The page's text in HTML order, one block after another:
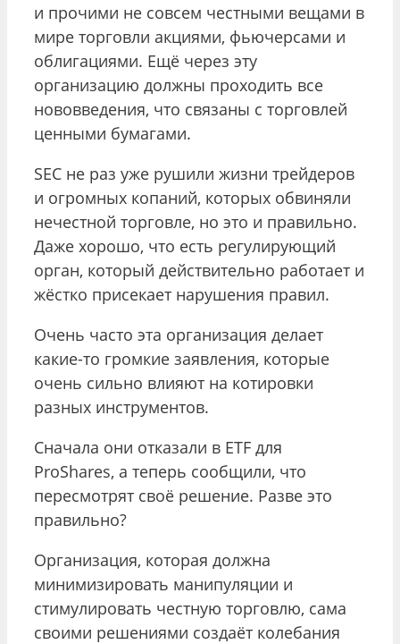
и прочими не совсем честными вещами в
мире торговли акциями, фьючерсами и
облигациями. Ещё через эту
организацию должны проходить все
нововведения, что связаны с торговлей
ценными бумагами.
SEC не раз уже рушили жизни трейдеров
и огромных копаний, которых обвиняли
нечестной торговле, но это и правильно.
Даже хорошо, что есть регулирующий
орган, который действительно работает и
жёстко присекает нарушения правил.
Очень часто эта организация делает
какие-то громкие заявления, которые
очень сильно влияют на котировки
разных инструментов.
Сначала они отказали в ETF для
ProShares, а теперь сообщили, что
пересмотрят своё решение. Разве это
правильно?
Организация, которая должна
минимизировать манипуляции и
стимулировать честную торговлю, сама
своими решениями создаёт колебания